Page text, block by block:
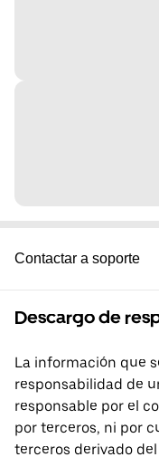
Contactar a soporte
Descargo de
La información que
responsabilidad de
responsable por el
por terceros, ni por
terceros derivado